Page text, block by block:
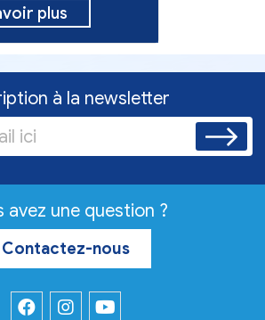
plus
à la newsletter
avez une question ?
Contactez-nous